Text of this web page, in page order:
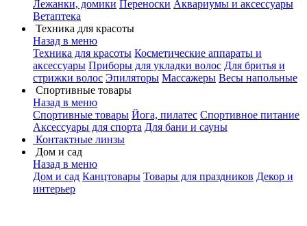
Лежанки, домики Переноски Аквариумы и аксессуары
Ветаптека
Техника для красоты
Назад в меню
Техника для красоты Косметические аппараты и
аксессуары Приборы для укладки волос Для бритья и
стрижки волос Эпиляторы Массажеры Весы напольные
Спортивные товары
Назад в меню
Спортивные товары Йога, пилатес Спортивное питание
Аксессуары для спорта Для бани и сауны
Контактные линзы
Дом и сад
Назад в меню
Дом и сад Канцтовары Товары для праздников Декор и
интерьер